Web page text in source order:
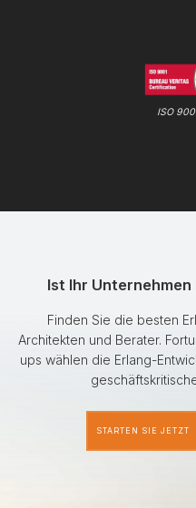
ISO
Ist Ihr
Finden Sie die besten
Architekten und Berater.
ups wählen die Erlang-
STARTEN SIE JETZT